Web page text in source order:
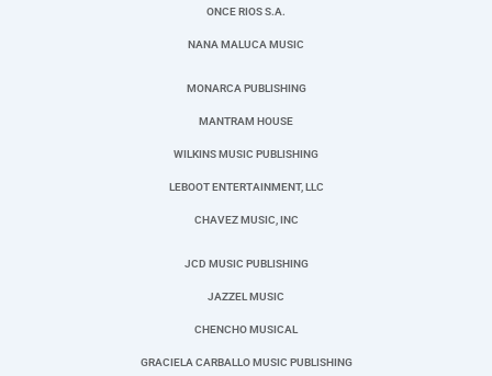
ONCE RIOS S.A.
NANA MALUCA MUSIC
MONARCA PUBLISHING
MANTRAM HOUSE
WILKINS MUSIC PUBLISHING
LEBOOT ENTERTAINMENT, LLC
CHAVEZ MUSIC, INC
JCD MUSIC PUBLISHING
JAZZEL MUSIC
CHENCHO MUSICAL
GRACIELA CARBALLO MUSIC PUBLISHING